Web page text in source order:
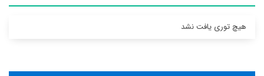
هیچ توری یافت نشد